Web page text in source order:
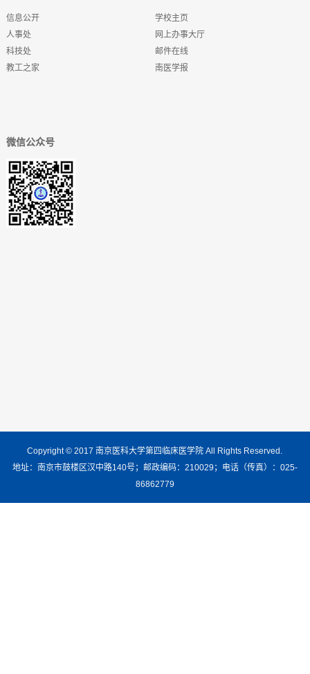
信息公开
人事处
科技处
教工之家
学校主页
网上办事大厅
邮件在线
南医学报
微信公众号
Copyright © 2017 南京医科大学第四临床医学院 All Rights Reserved.
地址：南京市鼓楼区汉中路140号；邮政编码：210029；电话（传真）：025-
86862779